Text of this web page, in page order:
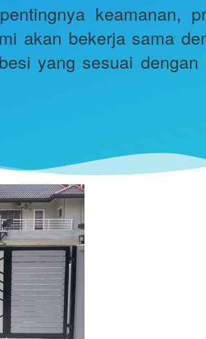
keamanan,
akan bekerja sama
yang sesuai dengan